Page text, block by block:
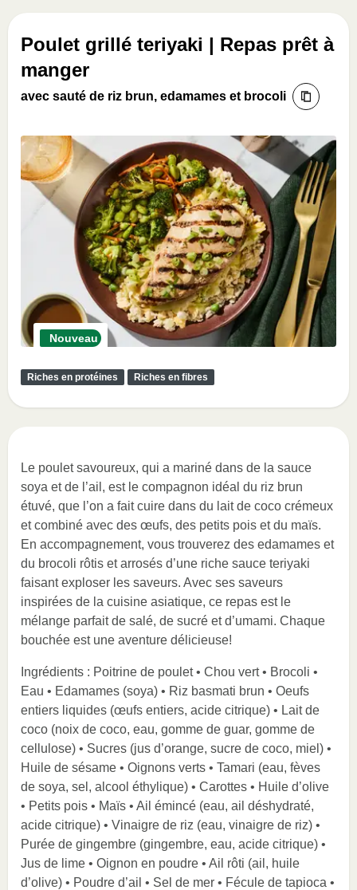
Poulet grillé teriyaki | Repas prêt à
manger
avec sauté de riz brun, edamames et brocoli
Nouveau
Riches en protéines Riches en fibres
Le poulet savoureux, qui a mariné dans de la sauce
soya et de l’ail, est le compagnon idéal du riz brun
étuvé, que l’on a fait cuire dans du lait de coco crémeux
et combiné avec des œufs, des petits pois et du maïs.
En accompagnement, vous trouverez des edamames et
du brocoli rôtis et arrosés d’une riche sauce teriyaki
faisant exploser les saveurs. Avec ses saveurs
inspirées de la cuisine asiatique, ce repas est le
mélange parfait de salé, de sucré et d’umami. Chaque
bouchée est une aventure délicieuse!
Ingrédients : Poitrine de poulet • Chou vert • Brocoli •
Eau • Edamames (soya) • Riz basmati brun • Oeufs
entiers liquides (œufs entiers, acide citrique) • Lait de
coco (noix de coco, eau, gomme de guar, gomme de
cellulose) • Sucres (jus d’orange, sucre de coco, miel) •
Huile de sésame • Oignons verts • Tamari (eau, fèves
de soya, sel, alcool éthylique) • Carottes • Huile d’olive
• Petits pois • Maïs • Ail émincé (eau, ail déshydraté,
acide citrique) • Vinaigre de riz (eau, vinaigre de riz) •
Purée de gingembre (gingembre, eau, acide citrique) •
Jus de lime • Oignon en poudre • Ail rôti (ail, huile
d’olive) • Poudre d’ail • Sel de mer • Fécule de tapioca •